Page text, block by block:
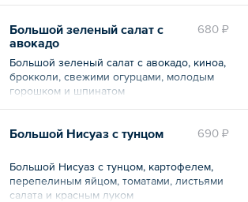
680 ₽
Большой зеленый салат с
авокадо
Большой зеленый салат с авокадо, киноа,
брокколи, свежими огурцами, молодым
горошком и шпинатом
690 ₽
Большой Нисуаз с тунцом
Большой Нисуаз с тунцом, картофелем,
перепелиным яйцом, томатами, листьями
салата и красным луком